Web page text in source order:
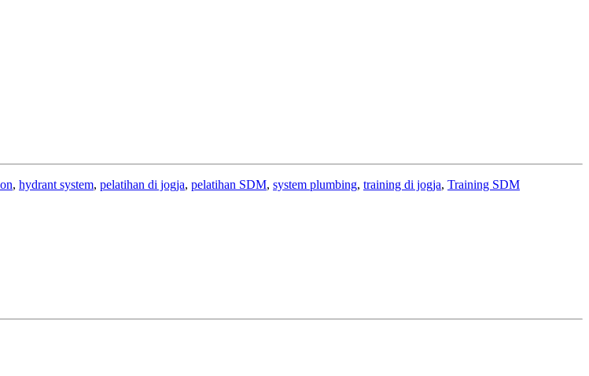
, hydrant system, pelatihan di jogja, pelatihan SDM, system plumbing, training di jogja, Training SDM